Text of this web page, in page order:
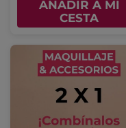
AÑADIR A MI
CESTA